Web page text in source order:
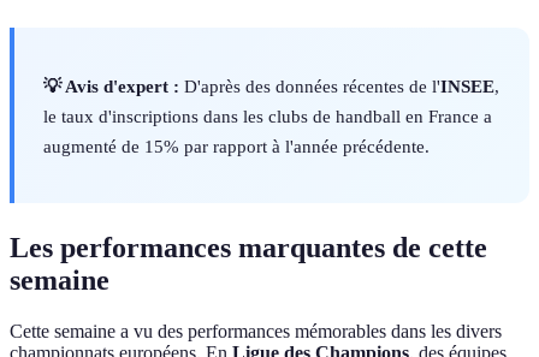
💡 Avis d'expert : D'après des données récentes de l'INSEE,
le taux d'inscriptions dans les clubs de handball en France a
augmenté de 15% par rapport à l'année précédente.
Les performances marquantes de cette
semaine
Cette semaine a vu des performances mémorables dans les divers
championnats européens. En Ligue des Champions, des équipes